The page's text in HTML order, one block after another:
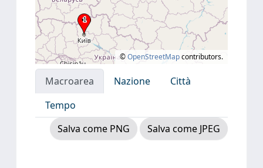
©OpenStreetMapcontributors.
Macroarea Nazione
Città
Tempo
Salva come PNG
Salva come JPEG